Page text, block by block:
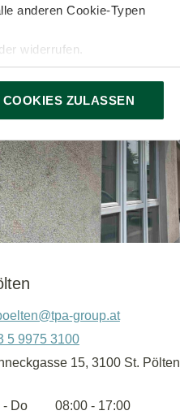
anderen Cookie-Typen
widerrufen.
ZULASSEN
group.at
5 9975 3100
15, 3100 St. Pölten
- Do
08:00 - 17:00